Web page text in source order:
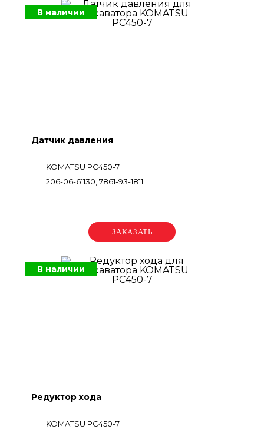
В наличии
Датчик давления
KOMATSU PC450-7
206-06-61130, 7861-93-1811
Уточняйте цену
В наличии
Редуктор хода
KOMATSU PC450-7